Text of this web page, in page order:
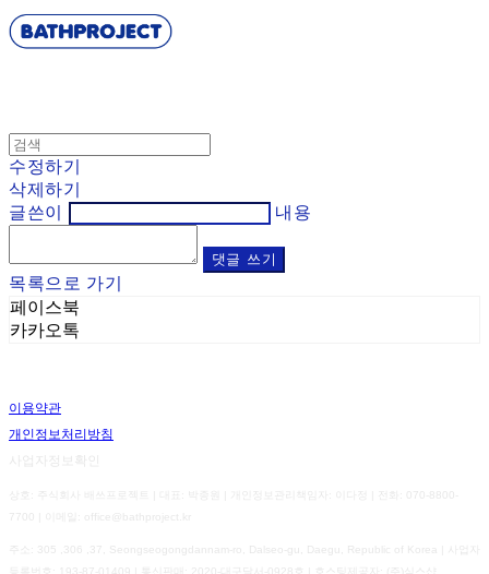
수정하기
삭제하기
글쓴이
내용
댓글 쓰기
목록으로 가기
페이스북
카카오톡
이용약관
개인정보처리방침
사업자정보확인
상호: 주식회사 배쓰프로젝트 | 대표: 박종원 | 개인정보관리책임자: 이다정 | 전화: 070-8800-
7700 | 이메일: office@bathproject.kr
주소: 305 ,306 ,37, Seongseogongdannam-ro, Dalseo-gu, Daegu, Republic of Korea | 사업자
193-87-01409 2020-대구달서-0928호 | 호스팅제공자: (주)식스샵